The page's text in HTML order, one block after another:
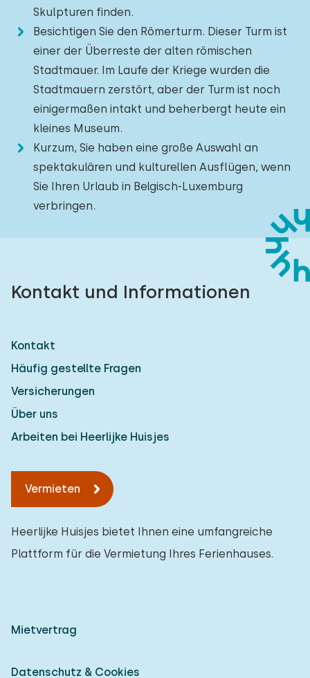
Skulpturen finden.
Besichtigen Sie den Römerturm. Dieser Turm ist
einer der Überreste der alten römischen
Stadtmauer. Im Laufe der Kriege wurden die
Stadtmauern zerstört, aber der Turm ist noch
einigermaßen intakt und beherbergt heute ein
kleines Museum.
Kurzum, Sie haben eine große Auswahl an
spektakulären und kulturellen Ausflügen, wenn
Sie Ihren Urlaub in Belgisch-Luxemburg
verbringen.
Kontakt und Informationen
Kontakt
Häufig gestellte Fragen
Versicherungen
Über uns
Arbeiten bei Heerlijke Huisjes
Vermieten
Heerlijke Huisjes bietet Ihnen eine umfangreiche
Plattform für die Vermietung Ihres Ferienhauses.
Mietvertrag
Datenschutz & Cookies